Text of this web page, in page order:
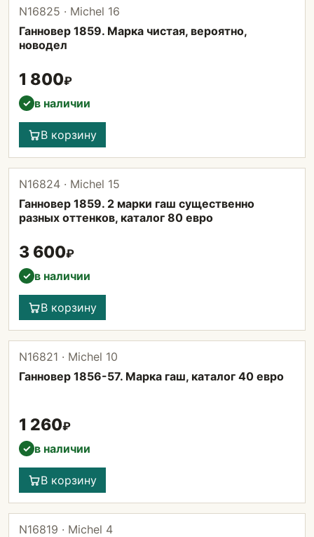
N16825 · Michel 16
Ганновер 1859. Марка чистая, вероятно,
новодел
1 800₽
✓ в наличии
В корзину
N16824 · Michel 15
Ганновер 1859. 2 марки гаш существенно
разных оттенков, каталог 80 евро
3 600₽
✓ в наличии
В корзину
N16821 · Michel 10
Ганновер 1856-57. Марка гаш, каталог 40 евро
1 260₽
✓ в наличии
В корзину
N16819 · Michel 4